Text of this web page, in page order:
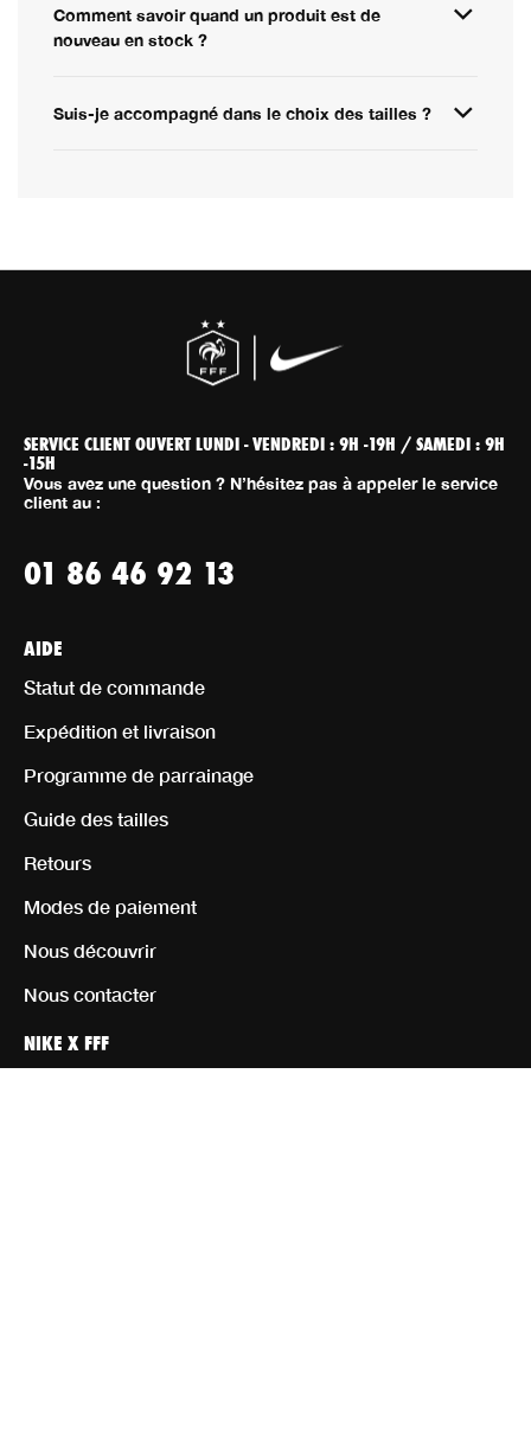
Comment savoir quand un produit est de
nouveau en stock ?
Suis-je accompagné dans le choix des tailles ?
SERVICE CLIENT OUVERT LUNDI - VENDREDI : 9H -19H / SAMEDI : 9H
-15H
Vous avez une question ? N’hésitez pas à appeler le service
client au :
01 86 46 92 13
AIDE
Statut de commande
Expédition et livraison
Programme de parrainage
Guide des tailles
Retours
Modes de paiement
Nous découvrir
Nous contacter
NIKE X FFF